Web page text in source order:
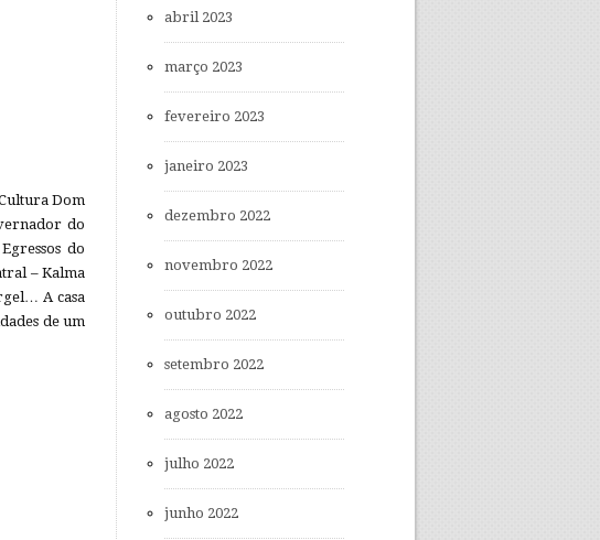
Dom
do
do
– Kalma
A casa
de um
abril 2023
março 2023
fevereiro 2023
janeiro 2023
dezembro 2022
novembro 2022
outubro 2022
setembro 2022
agosto 2022
julho 2022
junho 2022